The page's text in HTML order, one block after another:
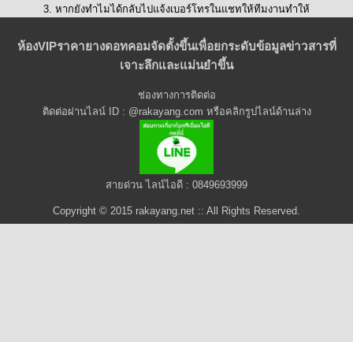
3. หากยังทำไมได้กลับไปแจ้งเบอร์โทรในแชทให้ทีมงานทำให้
ห้องVIPราคายางดอทคอมจัดตั้งขึ้นเพื่อยกระดับข้อมูลข่าวสารที่
เจาะลึกและแม่นยำขึ้น
ช่องทางการติดต่อ
ติดต่อผ่านไลน์ ID : @rakayang.com หรือคลิกรูปไลน์ด้านล่าง
สายด่วน ไลน์ไอดี : 0849693999
Copyright © 2015 rakayang.net :: All Rights Reserved.